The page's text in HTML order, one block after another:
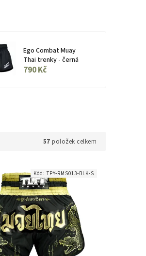
Ego Combat Muay
Thai trenky - černá
790 Kč
57 položek celkem
Kód:TPY-RMS013-BLK-S